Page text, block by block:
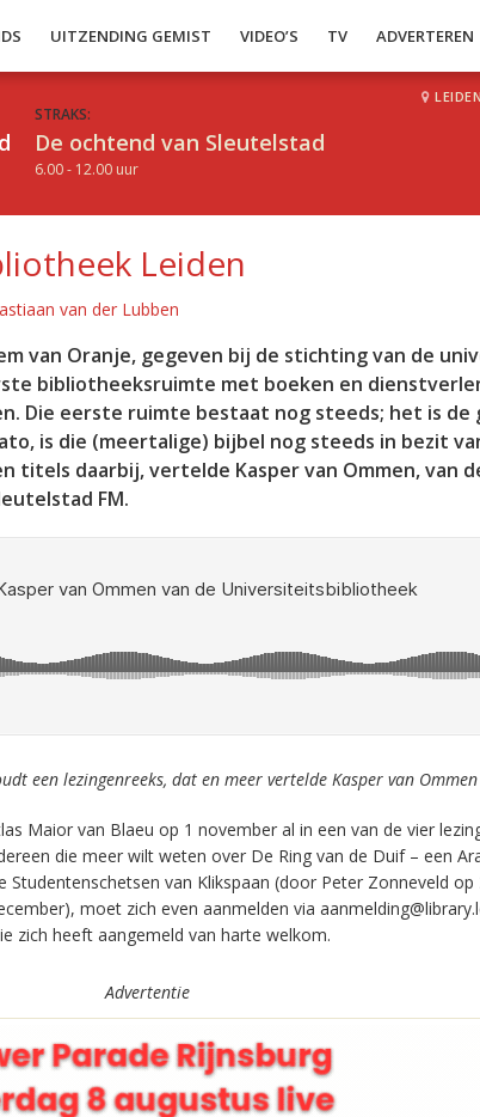
UITZENDING GEMIST VIDEO’S TV ADVERTEREN
STRAKS:
De ochtend van Sleutelstad
6.00 - 12.00 uur
LEIDEN
Leiden
van der Lubben
van Oranje, gegeven bij de stichting van de
bibliotheeksruimte met boeken en
Die eerste ruimte bestaat nog steeds; het is de
is die (meertalige) bijbel nog steeds in bezit
titels daarbij, vertelde Kasper van Ommen, van
FM.
een lezingenreeks, dat en meer vertelde Kasper van
Maior van Blaeu op 1 november al in een van de vier
die meer wilt weten over De Ring van de Duif – een
Studentenschetsen van Klikspaan (door Peter Zonneveld
moet zich even aanmelden via
zich heeft aangemeld van harte welkom.
Advertentie